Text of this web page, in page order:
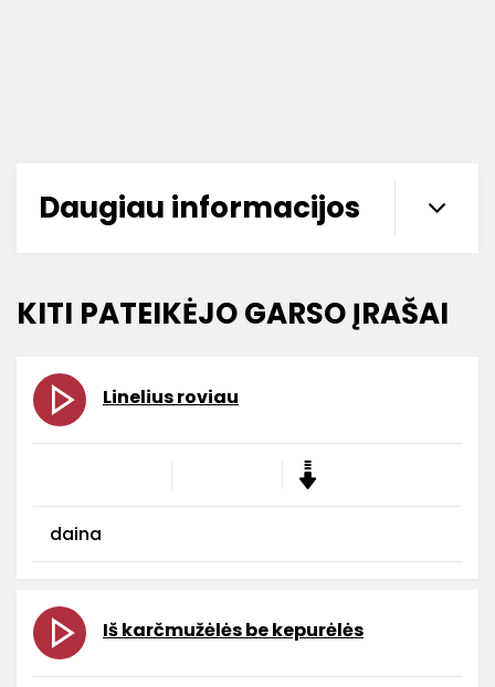
Daugiau informacijos
KITI PATEIKĖJO GARSO ĮRAŠAI
Linelius roviau
daina
Iš karčmužėlės be kepurėlės